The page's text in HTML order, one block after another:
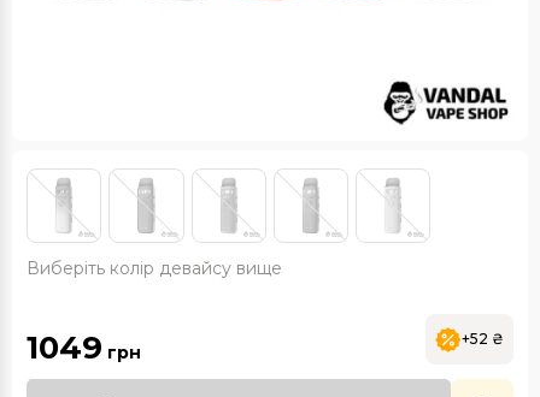
Виберіть колір девайсу вище
1049 грн
+52 ₴